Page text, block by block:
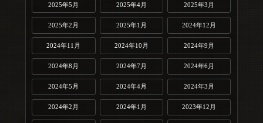
2025年5月 2025年4月 2025年3月
2025年2月 2025年1月 2024年12月
2024年11月 2024年10月 2024年9月
2024年8月 2024年7月 2024年6月
2024年5月 2024年4月 2024年3月
2024年2月 2024年1月 2023年12月